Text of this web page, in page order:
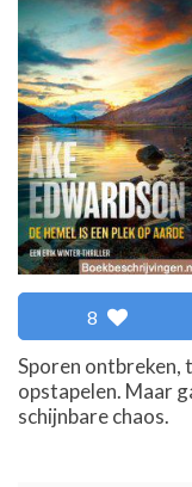
8
Sporen ontbreken,
opstapelen. Maar
schijnbare chaos.